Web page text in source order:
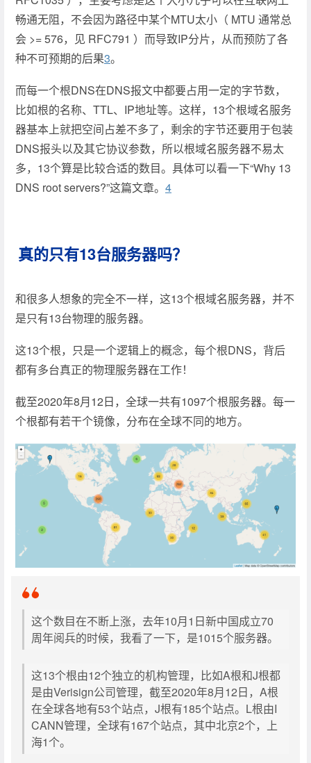
畅通无阻，不会因为路径中某个MTU太小（ MTU 通常总
会 >= 576，见 RFC791 ）而导致IP分片，从而预防了各
种不可预期的后果3。
而每一个根DNS在DNS报文中都要占用一定的字节数，
比如根的名称、TTL、IP地址等。这样，13个根域名服务
器基本上就把空间占差不多了，剩余的字节还要用于包装
DNS报头以及其它协议参数，所以根域名服务器不易太
多，13个算是比较合适的数目。具体可以看一下“Why 13
DNS root servers?”这篇文章。 4
真的只有13台服务器吗？
和很多人想象的完全不一样，这13个根域名服务器，并不
是只有13台物理的服务器。
这13个根，只是一个逻辑上的概念，每个根DNS，背后
都有多台真正的物理服务器在工作！
截至2020年8月12日，全球一共有1097个根服务器。每一
个根都有若干个镜像，分布在全球不同的地方。
这个数目在不断上涨，去年10月1日新中国成立70
周年阅兵的时候，我看了一下，是1015个服务器。
这13个根由12个独立的机构管理，比如A根和J根都
是由Verisign公司管理，截至2020年8月12日，A根
在全球各地有53个站点，J根有185个站点。L根由I
CANN管理，全球有167个站点，其中北京2个，上
海1个。